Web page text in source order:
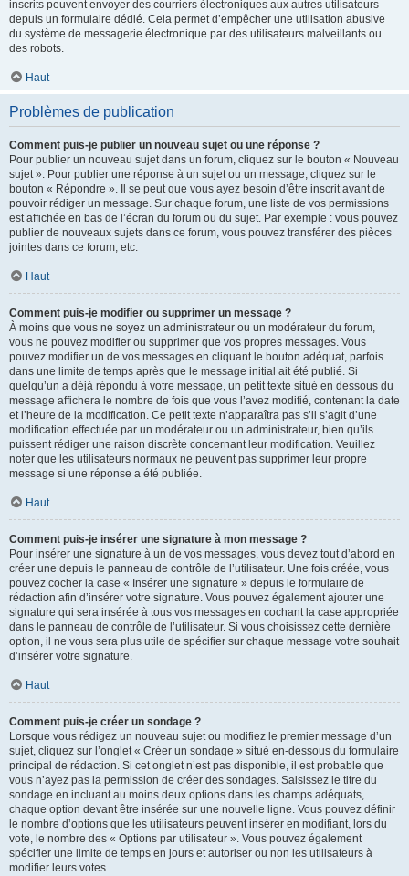
inscrits peuvent envoyer des courriers électroniques aux autres utilisateurs
depuis un formulaire dédié. Cela permet d’empêcher une utilisation abusive
du système de messagerie électronique par des utilisateurs malveillants ou
des robots.
Haut
Problèmes de publication
Comment puis-je publier un nouveau sujet ou une réponse ?
Pour publier un nouveau sujet dans un forum, cliquez sur le bouton « Nouveau
sujet ». Pour publier une réponse à un sujet ou un message, cliquez sur le
bouton « Répondre ». Il se peut que vous ayez besoin d’être inscrit avant de
pouvoir rédiger un message. Sur chaque forum, une liste de vos permissions
est affichée en bas de l’écran du forum ou du sujet. Par exemple : vous pouvez
publier de nouveaux sujets dans ce forum, vous pouvez transférer des pièces
jointes dans ce forum, etc.
Haut
Comment puis-je modifier ou supprimer un message ?
À moins que vous ne soyez un administrateur ou un modérateur du forum,
vous ne pouvez modifier ou supprimer que vos propres messages. Vous
pouvez modifier un de vos messages en cliquant le bouton adéquat, parfois
dans une limite de temps après que le message initial ait été publié. Si
quelqu’un a déjà répondu à votre message, un petit texte situé en dessous du
message affichera le nombre de fois que vous l’avez modifié, contenant la date
et l’heure de la modification. Ce petit texte n’apparaîtra pas s’il s’agit d’une
modification effectuée par un modérateur ou un administrateur, bien qu’ils
puissent rédiger une raison discrète concernant leur modification. Veuillez
noter que les utilisateurs normaux ne peuvent pas supprimer leur propre
message si une réponse a été publiée.
Haut
Comment puis-je insérer une signature à mon message ?
Pour insérer une signature à un de vos messages, vous devez tout d’abord en
créer une depuis le panneau de contrôle de l’utilisateur. Une fois créée, vous
pouvez cocher la case « Insérer une signature » depuis le formulaire de
rédaction afin d’insérer votre signature. Vous pouvez également ajouter une
signature qui sera insérée à tous vos messages en cochant la case appropriée
dans le panneau de contrôle de l’utilisateur. Si vous choisissez cette dernière
option, il ne vous sera plus utile de spécifier sur chaque message votre souhait
d’insérer votre signature.
Haut
Comment puis-je créer un sondage ?
Lorsque vous rédigez un nouveau sujet ou modifiez le premier message d’un
sujet, cliquez sur l’onglet « Créer un sondage » situé en-dessous du formulaire
principal de rédaction. Si cet onglet n’est pas disponible, il est probable que
vous n’ayez pas la permission de créer des sondages. Saisissez le titre du
sondage en incluant au moins deux options dans les champs adéquats,
chaque option devant être insérée sur une nouvelle ligne. Vous pouvez définir
le nombre d’options que les utilisateurs peuvent insérer en modifiant, lors du
vote, le nombre des « Options par utilisateur ». Vous pouvez également
spécifier une limite de temps en jours et autoriser ou non les utilisateurs à
modifier leurs votes.